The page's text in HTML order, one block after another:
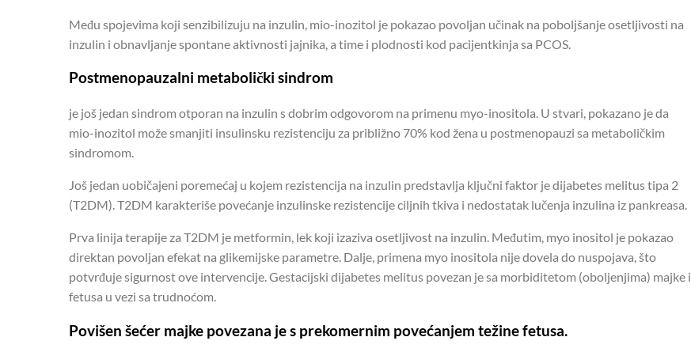
Među spojevima koji senzibilizuju na inzulin, mio-inozitol je pokazao povoljan učinak na poboljšanje osetljivosti na
inzulin i obnavljanje spontane aktivnosti jajnika, a time i plodnosti kod pacijentkinja sa PCOS.
Postmenopauzalni metabolički sindrom
je još jedan sindrom otporan na inzulin s dobrim odgovorom na primenu myo-inositola. U stvari, pokazano je da
mio-inozitol može smanjiti insulinsku rezistenciju za približno 70% kod žena u postmenopauzi sa metaboličkim
sindromom.
Još jedan uobičajeni poremećaj u kojem rezistencija na inzulin predstavlja ključni faktor je dijabetes melitus tipa 2
(T2DM). T2DM karakteriše povećanje inzulinske rezistencije ciljnih tkiva i nedostatak lučenja inzulina iz pankreasa.
Prva linija terapije za T2DM je metformin, lek koji izaziva osetljivost na inzulin. Međutim, myo inositol je pokazao
direktan povoljan efekat na glikemijske parametre. Dalje, primena myo inositola nije dovela do nuspojava, što
potvrđuje sigurnost ove intervencije. Gestacijski dijabetes melitus povezan je sa morbiditetom (oboljenjima) majke i
fetusa u vezi sa trudnoćom.
Povišen šećer majke povezana je s prekomernim povećanjem težine fetusa.